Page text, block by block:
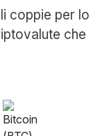
coppie per lo
che